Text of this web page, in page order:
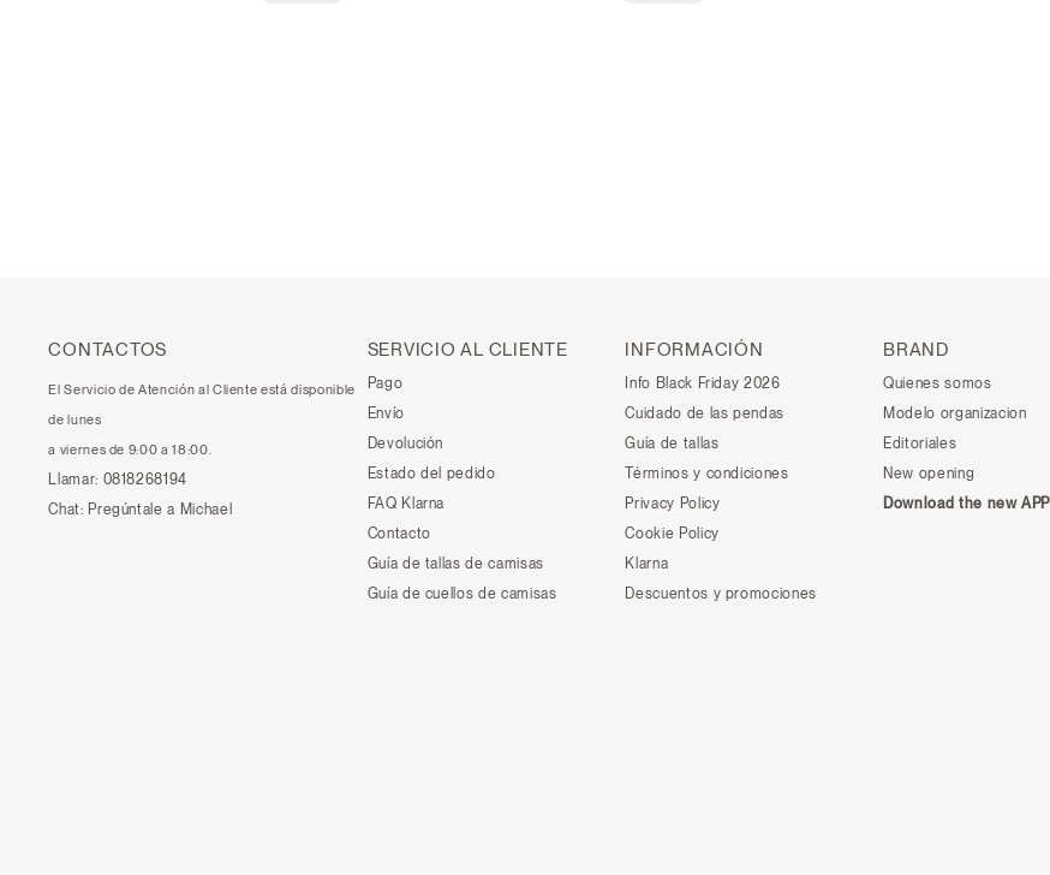
CONTACTOS
El Servicio de Atención al Cliente está disponible
de lunes
a viernes de 9:00 a 18:00.
Llamar: 0818268194
Chat: Pregúntale a Michael
SERVICIO AL CLIENTE
Pago
Envío
Devolución
Estado del pedido
FAQ Klarna
Contacto
Guía de tallas de camisas
Guía de cuellos de camisas
INFORMACIÓN
Info Black Friday 2026
Cuidado de las pendas
Guía de tallas
Términos y condiciones
Privacy Policy
Cookie Policy
Klarna
Descuentos y promociones
BRAND
Quienes somos
Modelo organizacion
Editoriales
New opening
Download the new APP